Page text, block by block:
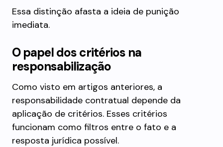
Essa distinção afasta a ideia de punição
imediata.
O papel dos critérios na
responsabilização
Como visto em artigos anteriores, a
responsabilidade contratual depende da
aplicação de critérios. Esses critérios
funcionam como filtros entre o fato e a
resposta jurídica possível.